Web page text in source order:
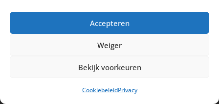
Accepteren
Weiger
Bekijk voorkeuren
CookiebeleidPrivacy
Privacy